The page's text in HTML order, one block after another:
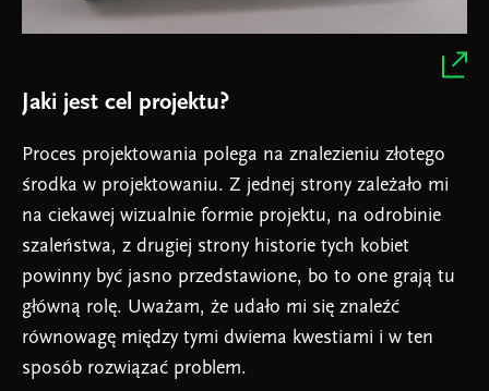
Jaki jest cel projektu?
Proces projektowania polega na znalezieniu złotego
środka w projektowaniu. Z jednej strony zależało mi
na ciekawej wizualnie formie projektu, na odrobinie
szaleństwa, z drugiej strony historie tych kobiet
powinny być jasno przedstawione, bo to one grają tu
główną rolę. Uważam, że udało mi się znaleźć
równowagę między tymi dwiema kwestiami i w ten
sposób rozwiązać problem.